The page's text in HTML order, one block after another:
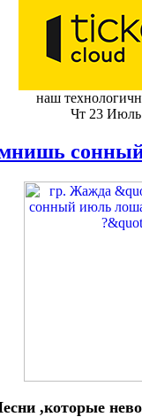
наш
Чт 23 Июль
сонный
,которые